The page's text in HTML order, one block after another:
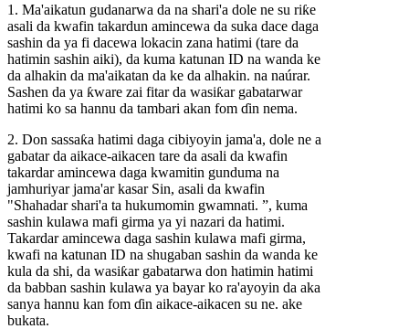
1. Ma'aikatun gudanarwa da na shari'a dole ne su riƙe
asali da kwafin takardun amincewa da suka dace daga
sashin da ya fi dacewa lokacin zana hatimi (tare da
hatimin sashin aiki), da kuma katunan ID na wanda ke
da alhakin da ma'aikatan da ke da alhakin. na naúrar.
Sashen da ya ƙware zai fitar da wasiƙar gabatarwar
hatimi ko sa hannu da tambari akan fom ɗin nema.
2. Don sassaƙa hatimi daga cibiyoyin jama'a, dole ne a
gabatar da aikace-aikacen tare da asali da kwafin
takardar amincewa daga kwamitin gunduma na
jamhuriyar jama'ar kasar Sin, asali da kwafin
"Shahadar shari'a ta hukumomin gwamnati. ”, kuma
sashin kulawa mafi girma ya yi nazari da hatimi.
Takardar amincewa daga sashin kulawa mafi girma,
kwafi na katunan ID na shugaban sashin da wanda ke
kula da shi, da wasiƙar gabatarwa don hatimin hatimi
da babban sashin kulawa ya bayar ko ra'ayoyin da aka
sanya hannu kan fom ɗin aikace-aikacen su ne. ake
bukata.